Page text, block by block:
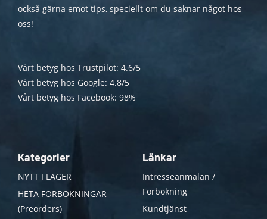
också gärna emot tips, speciellt om du saknar något hos
oss!
Vårt betyg hos Trustpilot: 4.6/5
Vårt betyg hos Google: 4.8/5
Vårt betyg hos Facebook: 98%
Kategorier
NYTT I LAGER
HETA FÖRBOKNINGAR
(Preorders)
Länkar
Intresseanmälan /
Förbokning
Kundtjänst